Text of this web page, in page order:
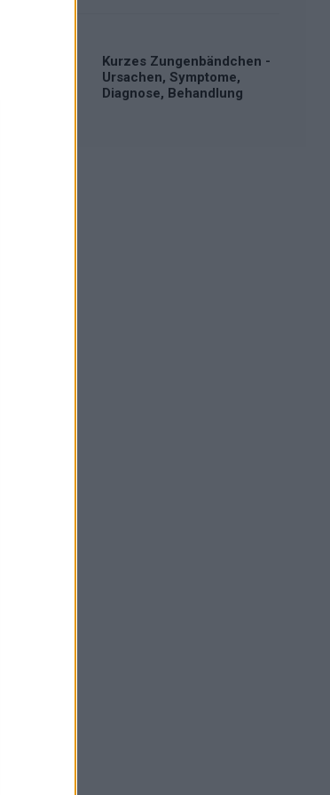
Kurzes Zungenbändchen -
Ursachen, Symptome,
Diagnose, Behandlung